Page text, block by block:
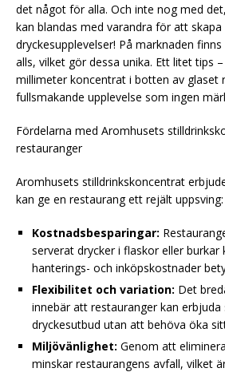
det något för alla. Och inte nog med
kan blandas med varandra för att skapa
dryckesupplevelser! På marknaden
alls, vilket gör dessa unika. Ett litet tips
millimeter koncentrat i botten av glaset
fullsmakande upplevelse som ingen
Fördelarna med Aromhusets
restauranger
Aromhusets stilldrinkskoncentrat
kan ge en restaurang ett rejält uppsving:
Kostnadsbesparingar:
serverat drycker i flaskor eller burkar
hanterings- och inköpskostnader
Flexibilitet och variation: Det
innebär att restauranger kan
dryckesutbud utan att behöva öka
Miljövänlighet: Genom att
minskar restaurangens avfall, vilket